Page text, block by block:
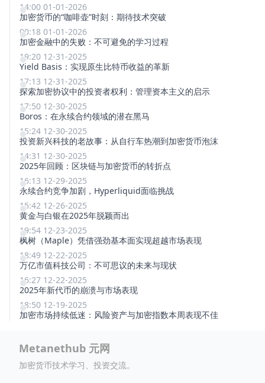
14:00 01-01-2026
加密货币的“咖啡壶”时刻：期待技术突破
00:18 01-01-2026
加密金融中的失败：不可避免的学习过程
19:20 12-31-2025
Yield Basis：实现原生比特币收益的革新
17:13 12-31-2025
探索加密协议中的投资者权利：管理资本主义的启示
17:50 12-30-2025
Boros：在永续合约领域的潜在黑马
15:24 12-30-2025
投资新兴科技的老故事：从自行车热潮到加密货币泡沫
14:31 12-30-2025
2025年回顾：区块链与加密货币的转折点
16:13 12-29-2025
永续合约竞争加剧，Hyperliquid面临挑战
15:42 12-26-2025
黄金与白银在2025年脱颖而出
19:54 12-23-2025
枫树（Maple）凭借强劲基本面实现超越市场表现
18:49 12-22-2025
万亿市值科技公司：不可思议的未来与现状
16:27 12-22-2025
2025年新代币的崩溃与市场表现
18:50 12-19-2025
加密市场持续低迷：风险资产与加密指数本周表现不佳
Metanethub 元网
加密货币技术学习、投资交流。